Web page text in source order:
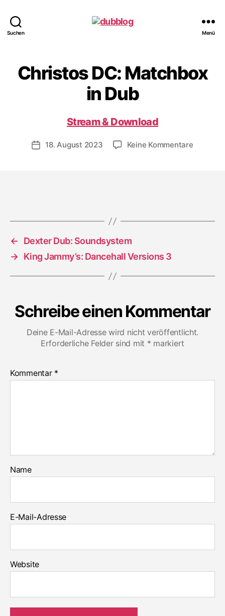
Suchen Menü
Christos DC: Matchbox
in Dub
Stream & Download
Veröffentlichungsdatum
18. August 2023 Keine Kommentarezu
←
Dexter Dub: Soundsystem
→ King Jammy’s: Dancehall Versions 3
Schreibe einen Kommentar
Deine E-Mail-Adresse wird nicht veröffentlicht.
Erforderliche Felder sind mit * markiert
Kommentar *
Name
E-Mail-Adresse
Website